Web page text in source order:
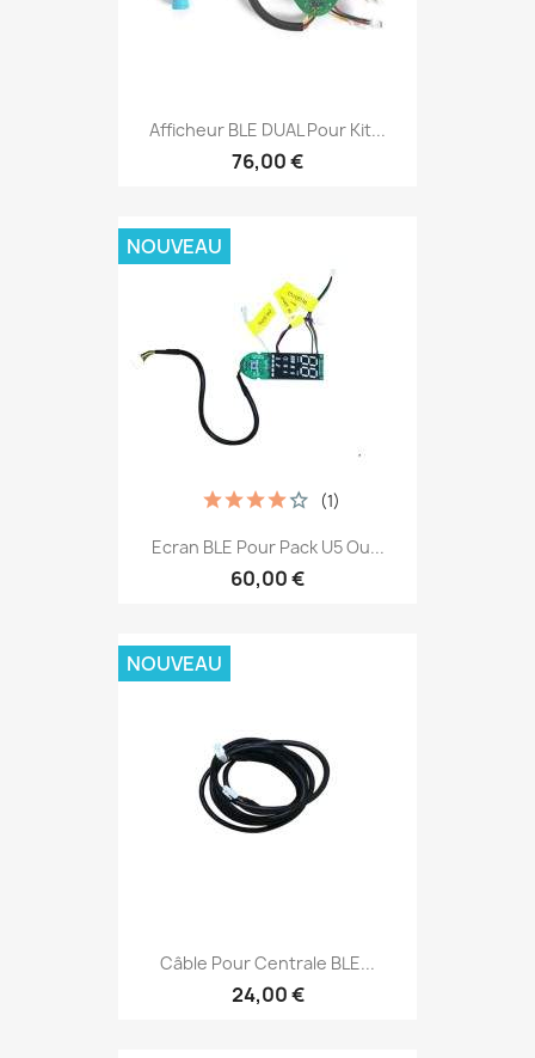
Afficheur BLE DUAL Pour Kit...
76,00 €
Ecran BLE Pour Pack U5 Ou...
60,00 €
(1)
NOUVEAU
Câble Pour Centrale BLE...
24,00 €
NOUVEAU